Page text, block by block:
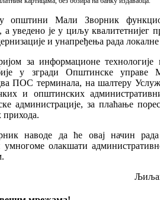
у општини Мали Зворник
а уведено је у циљу квалитетнијег
и унапређења рада
за информационе технологије
у згради Општинске управе
ПОС терминала, на шалтеру
и општинских
администрације, за плаћање
прихода.
наводе да ће овај начин
олакшати